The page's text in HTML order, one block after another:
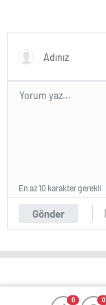
0 0
Gönder
En az 10 karakter gerekli